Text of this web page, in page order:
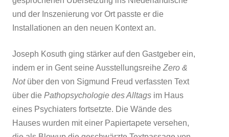
und der Inszenierung vor Ort passte er die
Installationen an den neuen Kontext an.
Joseph Kosuth ging stärker auf den Gastgeber ein,
indem er in Gent seine Ausstellungsreihe Zero &
Not über den von Sigmund Freud verfassten Text
über die Pathopsychologie des Alltags im Haus
eines Psychiaters fortsetzte. Die Wände des
Hauses wurden mit einer Papiertapete versehen,